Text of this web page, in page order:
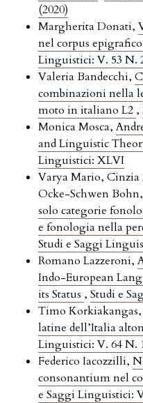
(2020)
Margherita Donati,
nel corpus epigrafico
Linguistici: V. 53 N.
Valeria Bandecchi,
combinazioni nella
moto in italiano L2 ,
Monica Mosca,
and Linguistic
Linguistici: XLVI
Varya Mario, Cinzia
Ocke-Schwen Bohn,
solo categorie
e fonologia nella
Studi e Saggi
Romano Lazzeroni,
Indo-European
its Status , Studi e
Timo Korkiakangas,
latine dell’Italia
Linguistici: V. 64 N.
Federico Iacozzilli,
consonantium nel
e Saggi Linguistici: